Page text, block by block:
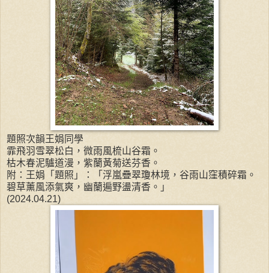
題照次韻王娟同學
霏飛羽雪翠松白，微雨風梳山谷霜。
枯木春泥驢道漫，紫蘭黃菊送芬香。
附：王娟「題照」：「浮嵐疊翠瓊林境，谷雨山窪積碎霜。
碧草薰風添氣爽，幽蘭遍野盪清香。」
(2024.04.21)